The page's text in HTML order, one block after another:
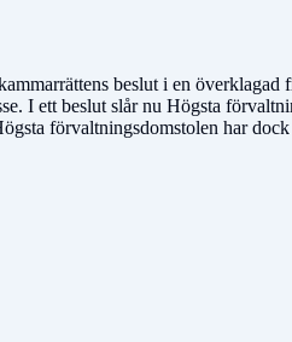
beslut i en
I ett beslut slår nu Högsta
förvaltningsdomstolen har